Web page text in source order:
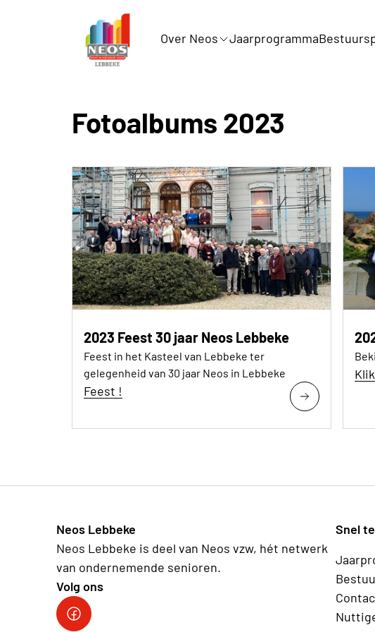
Over Neos Jaarprogramma
Fotoalbums 2023
2023 Feest 30 jaar Neos Lebbeke
Feest in het Kasteel van Lebbeke ter
gelegenheid van 30 jaar Neos in Lebbeke
Feest !
Neos Lebbeke
Neos Lebbeke is deel van Neos vzw, hét netwerk
van ondernemende senioren.
Volg ons
Facebook
Snel